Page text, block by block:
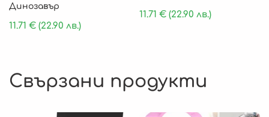
Динозавър
11.71 € (22.90 лв.)
11.71€ (22.90 лв.)
Свързани продукти